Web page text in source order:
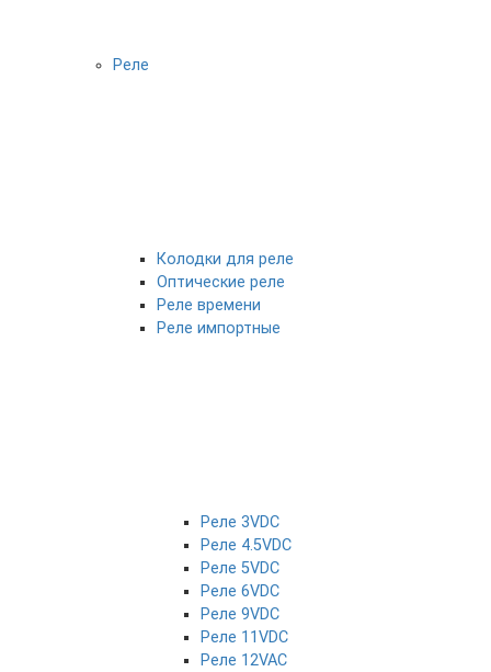
Реле
Колодки для реле
Оптические реле
Реле времени
Реле импортные
Реле 3VDC
Реле 4.5VDC
Реле 5VDC
Реле 6VDC
Реле 9VDC
Реле 11VDC
Реле 12VAC